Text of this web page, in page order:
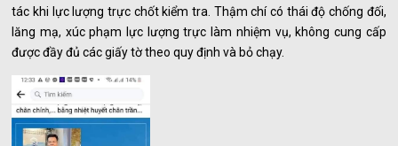
tác khi lực lượng trực chốt kiểm tra. Thậm chí có thái độ chống đối,
lăng mạ, xúc phạm lực lượng trực làm nhiệm vụ, không cung cấp
được đầy đủ các giấy tờ theo quy định và bỏ chạy.